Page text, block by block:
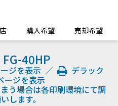
購入希望 売却希望
40HP
ジを表示 ／
デラック
ージを表示
う場合は各印刷環境にて調
します。